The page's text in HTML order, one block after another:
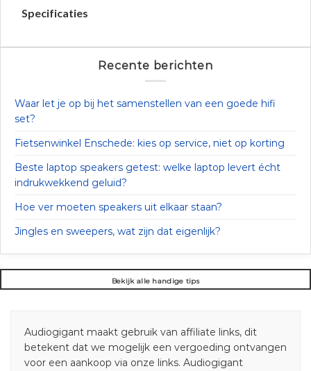
Specificaties
Recente berichten
Waar let je op bij het samenstellen van een goede hifi
set?
Fietsenwinkel Enschede: kies op service, niet op korting
Beste laptop speakers getest: welke laptop levert écht
indrukwekkend geluid?
Hoe ver moeten speakers uit elkaar staan?
Jingles en sweepers, wat zijn dat eigenlijk?
Bekijk alle handige tips
Audiogigant maakt gebruik van affiliate links, dit
betekent dat we mogelijk een vergoeding ontvangen
voor een aankoop via onze links. Audiogigant